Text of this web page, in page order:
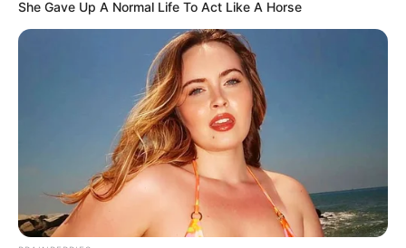
Themengärten und Spielanlagen gibt. Der Park
erhielt seinen Namen, weil er an einem ehemaligen
Brückenkopf der Festung Jülich liegt, deren
Wallanlagen und Wassergräben für zusätzliche
Eindrücke sorgen. Informationen unter
nkopf-park.de.
Industriemuseum Freudenthaler Sensenhammer - In
Leverkusen-Schlebusch steht die letzte erhaltene
rheinische Sensenfabrik. Sie ist heute ein
Industriemuseum, in dem über die einstige
Herstellung von Sensen und Sicheln informiert wird,
She Gave Up A Normal Life To Act Like A Horse